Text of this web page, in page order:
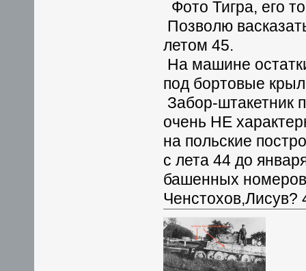
Фото Тигра, его
Позволю
летом 45.
На машине
под бортовые
Забор-штакетник
очень НЕ
на польские
с лета 44 до
башенных
Ченстохов,Лисув?